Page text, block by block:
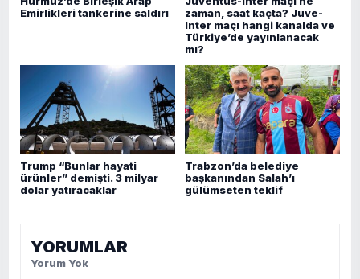
Emirlikleri tankerine saldırı
zaman, saat kaçta? Juve-
Inter maçı hangi kanalda ve
Türkiye’de yayınlanacak
mı?
Trump “Bunlar hayati
ürünler” demişti. 3 milyar
dolar yatıracaklar
Trabzon’da belediye
başkanından Salah’ı
gülümseten teklif
YORUMLAR
Yorum Yok